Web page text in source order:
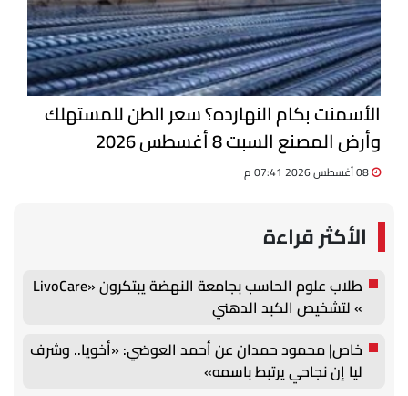
الأسمنت بكام النهارده؟ سعر الطن للمستهلك
وأرض المصنع السبت 8 أغسطس 2026
الأكثر قراءة
طلاب علوم الحاسب بجامعة النهضة يبتكرون «LivoCare
» لتشخيص الكبد الدهني
خاص| محمود حمدان عن أحمد العوضي: «أخويا.. وشرف
ليا إن نجاحي يرتبط باسمه»